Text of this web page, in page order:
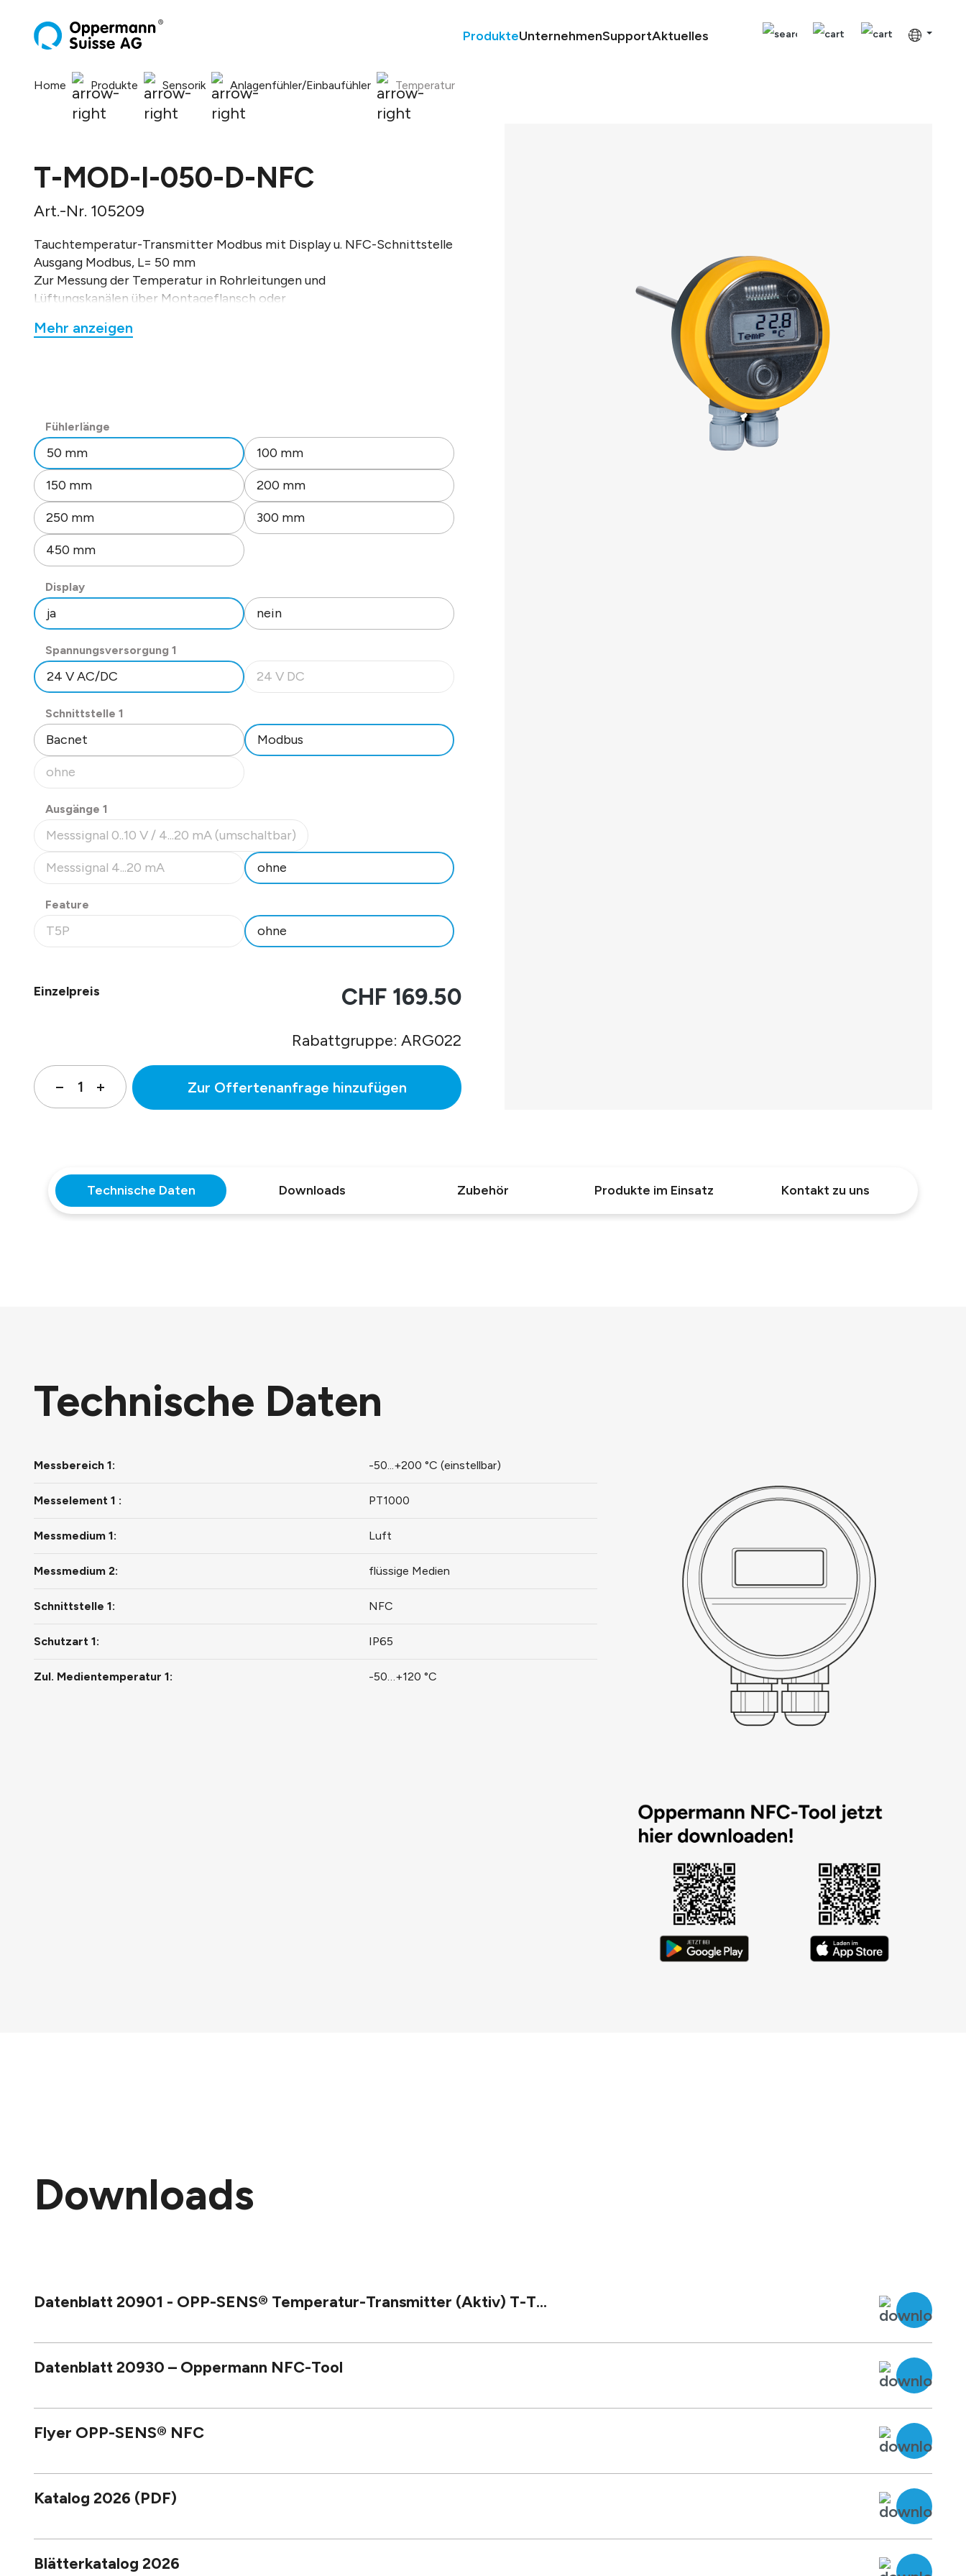
ProdukteUnternehmenSupportAktuelles
Home Produkte Sensorik Anlagenfühler/Einbaufühler Temperatur
T-MOD-I-050-D-NFC
Art.-Nr. 105209
Tauchtemperatur-Transmitter Modbus mit Display u. NFC-Schnittstelle
Ausgang Modbus, L= 50 mm
Zur Messung der Temperatur in Rohrleitungen und
Lüftungskanälen über Montageflansch oder
Messbereich: -50..120°C.
Versorgungsspannung: 15-30 V AC/DC.
Stromaufnahme: 140 mA (24VAC)/ 45mA (24VDC).
Fühlerdurchmesser 6 mm (Edelstahl).
Gehäuse: Unterteil: PBT, Farbe ähnl. RAL 7016.
Display: PC, transparent.
Ring: PBT, Farbe ähnl. RAL 1003.
Schutzart: IP 65 (inkl. Dichtring).
2 x Zugentlastung M 16.
Schnellverdrahtung durch zweireihige Federklemmen.
Leitungsquerschnitt 0,2-1,5 mm².
Endwiderstand über Dip-Schalter.
Zulässige Umgebungsbedingungen: -20 °C bis +70 °C.
Isolationswiderstand: => 100 MOhm, 20°C, 500 V DC.
Datenblatt Nr. 20901
Mehr anzeigen
Fühlerlänge
50 mm 100 mm
150 mm 200 mm
250 mm 300 mm
450 mm
Displayauswählen
ja nein
Spannungsversorgung 1
24 V AC/DC 24 V DC
(Diese Option ist zurzeit nicht verfügbar.)
Schnittstelle 1
Bacnet Modbus
ohne
(Diese Option ist zurzeit nicht verfügbar.)
Ausgänge 1
Messsignal 0..10 V / 4...20 mA (umschaltbar)
(Diese Option ist zurzeit nicht verfügbar.)
Messsignal 4...20 mA
(Diese Option ist zurzeit nicht verfügbar.)
ohne
Feature
T5P
(Diese Option ist zurzeit nicht verfügbar.)
ohne
Einzelpreis CHF 169.50
Rabattgruppe: ARG022
Zur Offertenanfrage hinzufügen
Technische Daten Downloads Zubehör Produkte im Einsatz Kontakt zu uns
Technische Daten
Messbereich 1: -50...+200 °C (einstellbar)
Messelement 1 : PT1000
Messmedium 1: Luft
Messmedium 2: flüssige Medien
Schnittstelle 1: NFC
Schutzart 1: IP65
Zul. Medientemperatur 1: -50…+120 °C
Downloads
Datenblatt 20901 - OPP-SENS® Temperatur-Transmitter (Aktiv) T-T...
Datenblatt 20930 – Oppermann NFC-Tool
Flyer OPP-SENS® NFC
Katalog 2026 (PDF)
Blätterkatalog 2026